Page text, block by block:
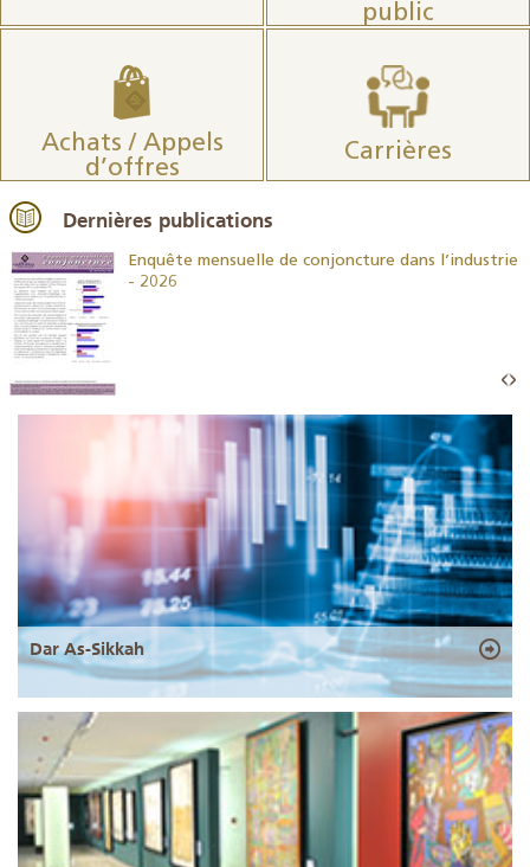
public
Achats / Appels
d’offres
Carrières
Dernières publications
Enquête mensuelle de conjoncture dans l’industrie
- 2026
Dar As-Sikkah